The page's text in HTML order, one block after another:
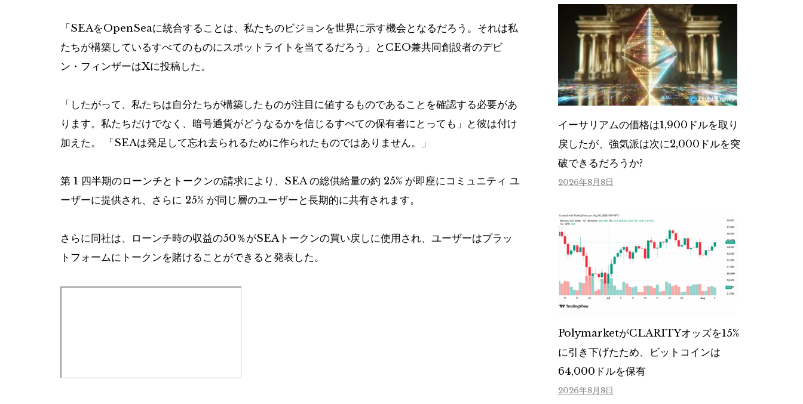
「SEAをOpenSeaに統合することは、私たちのビジョンを世界に示す機会となるだろう。それは私
たちが構築しているすべてのものにスポットライトを当てるだろう」とCEO兼共同創設者のデビ
ン・フィンザーはXに投稿した。
「したがって、私たちは自分たちが構築したものが注目に値するものであることを確認する必要があ
ります。私たちだけでなく、暗号通貨がどうなるかを信じるすべての保有者にとっても」と彼は付け
加えた。 「SEAは発足して忘れ去られるために作られたものではありません。」
第 1 四半期のローンチとトークンの請求により、SEA の総供給量の約 25% が即座にコミュニティ ユ
ーザーに提供され、さらに 25% が同じ層のユーザーと長期的に共有されます。
さらに同社は、ローンチ時の収益の50％がSEAトークンの買い戻しに使用され、ユーザーはプラッ
トフォームにトークンを賭けることができると発表した。
イーサリアムの価格は1,900ドルを取り
戻したが、強気派は次に2,000ドルを突
破できるだろうか?
2026年8月8日
PolymarketがCLARITYオッズを15%
に引き下げたため、ビットコインは
64,000ドルを保有
2026年8月8日